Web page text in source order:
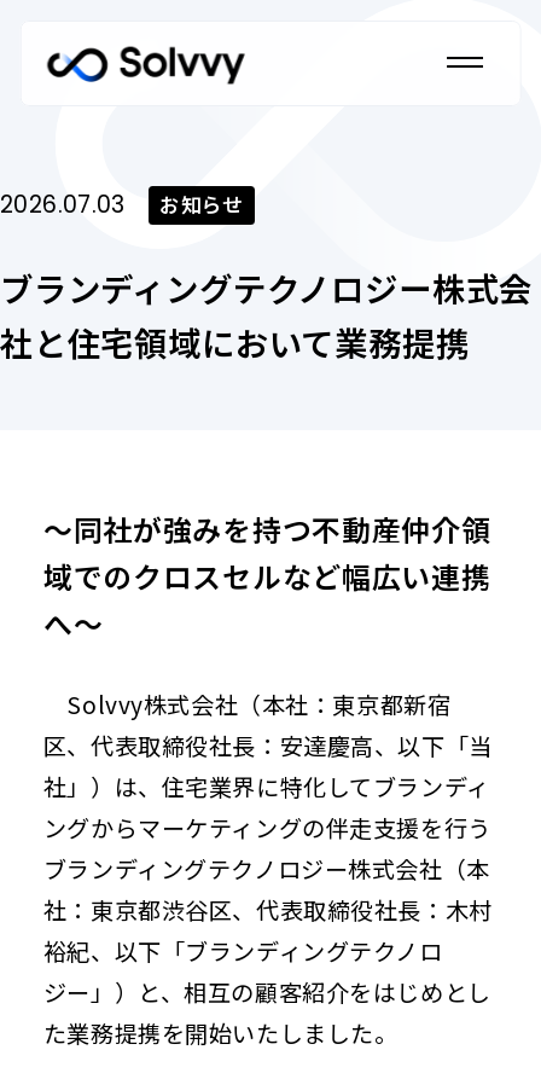
Home
私たちのブランドについて
Our Brand
私たちの強み
サービス
導入事例
法人向けサービス資料請求
個人のお客さま
Individual Customers
個人のお客さま トップ
よくあるご質問
Investor Relations
株主・投資家情報 トップ
株主・投資家の皆さまへ
IRニュース
決算短信
有価証券報告書
決算説明資料・補足説明資料
事業計画及び成長可能性資料
アナリストレポート
業績ハイライト
企業情報
About Us
企業情報 トップ
社長メッセージ
経営理念
会社概要
事業内容
役員紹介
お知らせ
News
採用情報
2026.07.03 お知らせ
ブランディングテクノロジー株式会
社と住宅領域において業務提携
～同社が強みを持つ不動産仲介領
域でのクロスセルなど幅広い連携
へ～
Solvvy株式会社（本社：東京都新宿
区、代表取締役社長：安達慶高、以下「当
社」）は、住宅業界に特化してブランディ
ングからマーケティングの伴走支援を行う
ブランディングテクノロジー株式会社（本
社：東京都渋谷区、代表取締役社長：木村
裕紀、以下「ブランディングテクノロ
ジー」）と、相互の顧客紹介をはじめとし
た業務提携を開始いたしました。